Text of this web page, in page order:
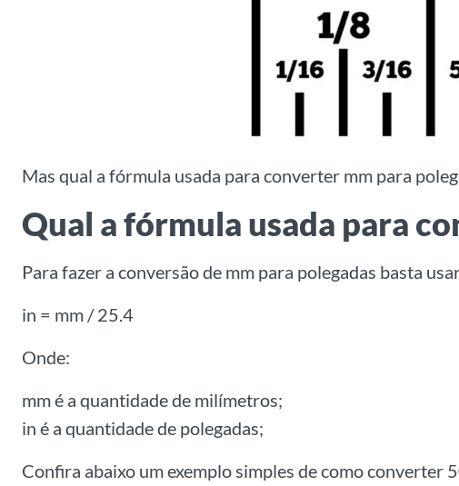
Mas qual a fórmula usada para converter mm para
Qual a fórmula usada para
Para fazer a conversão de mm para polegadas basta
in = mm / 25.4
Onde:
mm é a quantidade de milímetros;
in é a quantidade de polegadas;
Confira abaixo um exemplo simples de como converter